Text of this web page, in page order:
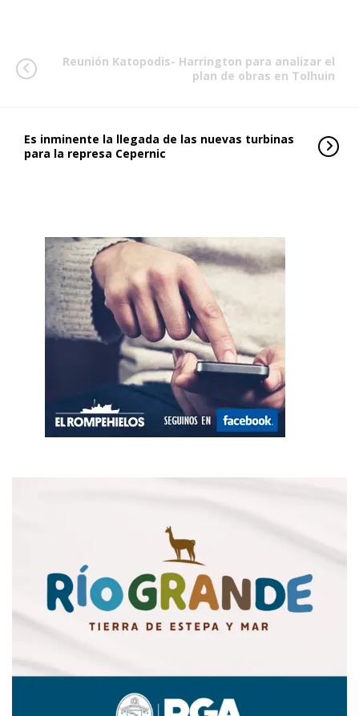
Reunión Katopodis- Harrington para analizar el
plan de obras en Tolhuin
Es inminente la llegada de las nuevas turbinas
para la represa Cepernic